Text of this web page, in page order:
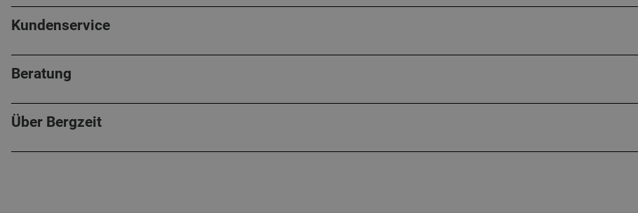
Kundenservice
Beratung
Über Bergzeit